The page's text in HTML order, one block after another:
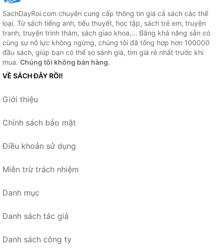
SachDayRoi.com chuyên cung cấp thông tin giá cả sách các thể
loại. Từ sách tiếng anh, tiểu thuyết, học tập, sách trẻ em, truyện
tranh, truyện trinh thám, sách giao khoa,... Bằng khả năng sẵn có
cùng sự nỗ lực không ngừng, chúng tôi đã tổng hợp hơn 100000
đầu sách, giúp bạn có thể so sánh giá, tìm giá rẻ nhất trước khi
mua. Chúng tôi không bán hàng.
VỀ SÁCH ĐÂY RỒI!
Giới thiệu
Chính sách bảo mật
Điều khoản sử dụng
Miễn trừ trách nhiệm
Danh mục
Danh sách tác giả
Danh sách công ty